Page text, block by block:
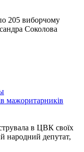
205 виборчому
Соколова
мажоритарників
в ЦВК своїх
народний депутат,